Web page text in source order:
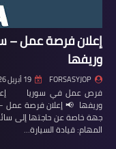
إعلان فرصة عمل –
وريفها
FORSASYJOP 19 أبريل 2026
فرص عمل في سوريا
وريفها 📢 إعلان فرصة عمل
جهة خاصة عن حاجتها إلى
المهام: قيادة السيارة…